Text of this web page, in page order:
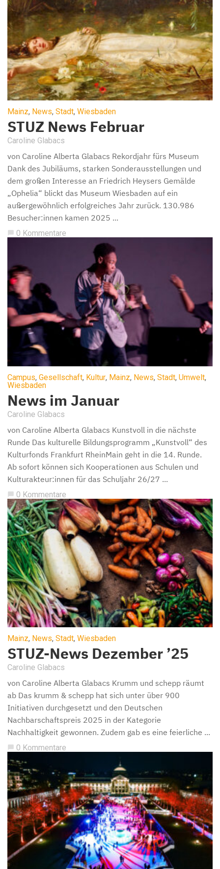
Mainz, News, Stadt, Wiesbaden
STUZ News Februar
Caroline Glabacs
von Caroline Alberta Glabacs Rekordjahr fürs Museum
Dank des Jubiläums, starken Sonderausstellungen und
dem großen Interesse an Friedrich Heysers Gemälde
„Ophelia“ blickt das Museum Wiesbaden auf ein
außergewöhnlich erfolgreiches Jahr zurück. 130.986
Besucher:innen kamen 2025 ...
chat_bubble 0 Kommentare
Campus, Gesellschaft, Kultur, Mainz, News, Stadt, Umwelt,
Wiesbaden
News im Januar
Caroline Glabacs
von Caroline Alberta Glabacs Kunstvoll in die nächste
Runde Das kulturelle Bildungsprogramm „Kunstvoll“ des
Kulturfonds Frankfurt RheinMain geht in die 14. Runde.
Ab sofort können sich Kooperationen aus Schulen und
Kulturakteur:innen für das Schuljahr 26/27 ...
0 Kommentare
Mainz, News, Stadt, Wiesbaden
STUZ-News Dezember ’25
Caroline Glabacs
von Caroline Alberta Glabacs Krumm und schepp räumt
ab Das krumm & schepp hat sich unter über 900
Initiativen durchgesetzt und den Deutschen
Nachbarschaftspreis 2025 in der Kategorie
Nachhaltigkeit gewonnen. Zudem gab es eine feierliche ...
0 Kommentare